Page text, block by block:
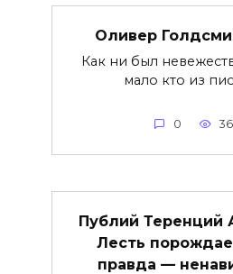
Оливер
Как ни был
мало кто из
0 36
Публий Теренций
Лесть
правда —